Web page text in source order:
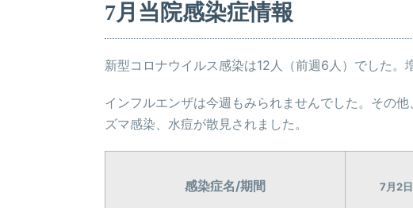
7月当院感染症情報
新型コロナウイルス感染は12人（前週6人）でした。
インフルエンザは今週もみられませんでした。その
ズマ感染、水痘が散見されました。
感染症名/期間 7月2